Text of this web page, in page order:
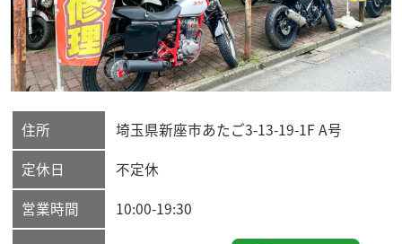
住所 埼玉県新座市あたご3-13-19-1F A号
定休日
不定休
営業時間
10:00-19:30